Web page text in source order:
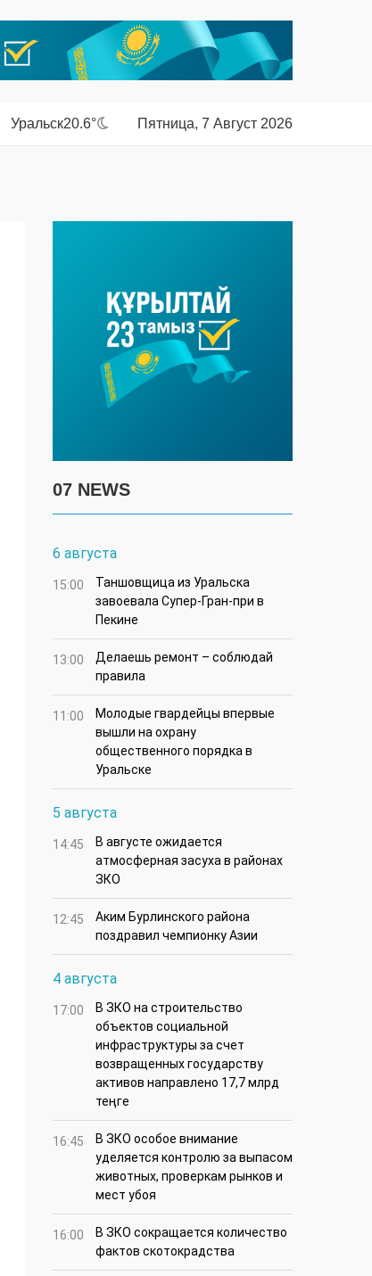
Уральск20.6° Пятница, 7 Август 2026
07 NEWS
6 августа
15:00
Таншовщица из Уральска
завоевала Супер-Гран-при в
Пекине
13:00
Делаешь ремонт – соблюдай
правила
11:00
Молодые гвардейцы впервые
вышли на охрану
общественного порядка в
Уральске
5 августа
14:45
В августе ожидается
атмосферная засуха в районах
ЗКО
12:45
Аким Бурлинского района
поздравил чемпионку Азии
4 августа
17:00
В ЗКО на строительство
объектов социальной
инфраструктуры за счет
возвращенных государству
активов направлено 17,7 млрд
теңге
16:45
В ЗКО особое внимание
уделяется контролю за выпасом
животных, проверкам рынков и
мест убоя
16:00
В ЗКО сокращается количество
фактов скотокрадства